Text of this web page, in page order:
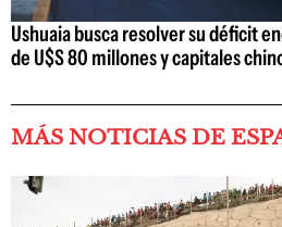
Ushuaia busca resolver su déficit
de U$S 80 millones y capitales
MÁS NOTICIAS DE